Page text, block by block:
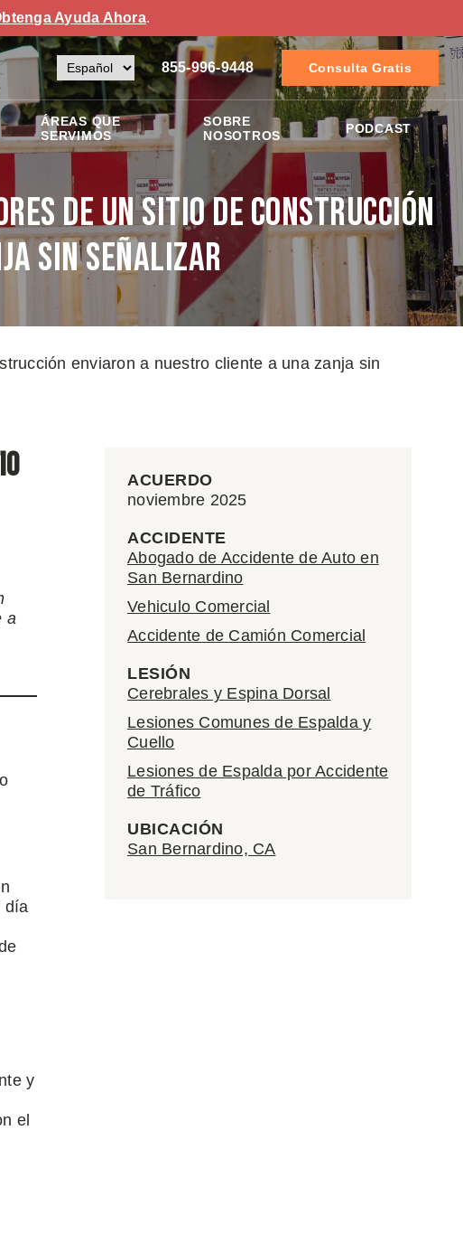
Ayuda Ahora.
855-996-9448 Consulta Gratis
ÁREAS QUE
SERVIMOS
SOBRE
NOSOTROS
PODCAST
de un sitio de construcción
sin señalizar
enviaron a nuestro cliente a una zanja sin
a
día
y
el
ACUERDO
noviembre 2025
ACCIDENTE
Abogado de Accidente de Auto en
San Bernardino
Vehiculo Comercial
Accidente de Camión Comercial
LESIÓN
Cerebrales y Espina Dorsal
Lesiones Comunes de Espalda y
Cuello
Lesiones de Espalda por Accidente
de Tráfico
UBICACIÓN
San Bernardino, CA